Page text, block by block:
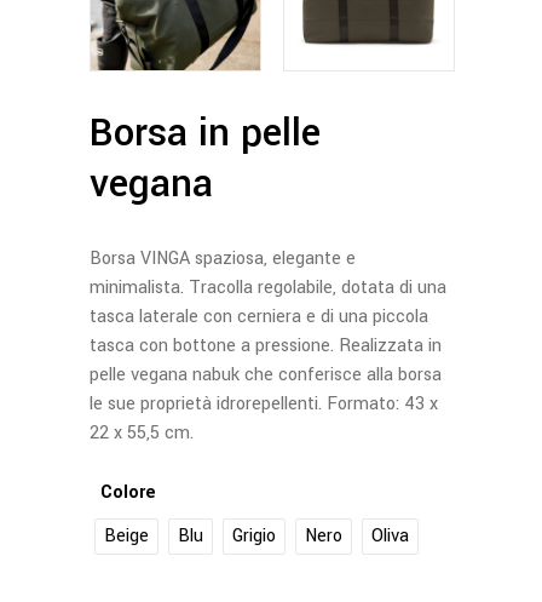
Borsa in pelle
vegana
Borsa VINGA spaziosa, elegante e
minimalista. Tracolla regolabile, dotata di una
tasca laterale con cerniera e di una piccola
tasca con bottone a pressione. Realizzata in
pelle vegana nabuk che conferisce alla borsa
le sue proprietà idrorepellenti. Formato: 43 x
22 x 55,5 cm.
Colore
Beige
Blu Grigio Nero Oliva